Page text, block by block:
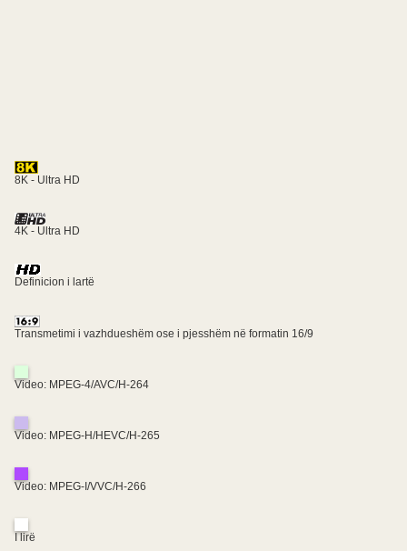
8K - Ultra HD
4K - Ultra HD
Definicion i lartë
Transmetimi i vazhdueshëm ose i pjesshëm në formatin 16/9
Video: MPEG-4/AVC/H-264
Video: MPEG-H/HEVC/H-265
Video: MPEG-I/VVC/H-266
I lirë